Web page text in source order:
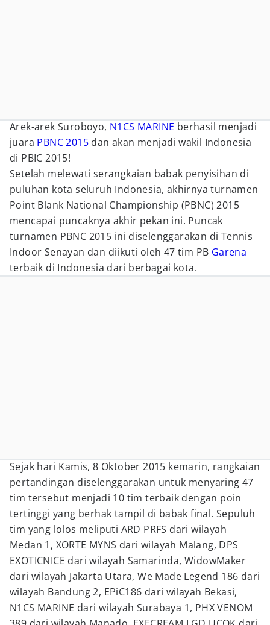
Arek-arek Suroboyo, N1CS MARINE berhasil menjadi
juara PBNC 2015 dan akan menjadi wakil Indonesia
di PBIC 2015!
Setelah melewati serangkaian babak penyisihan di
puluhan kota seluruh Indonesia, akhirnya turnamen
Point Blank National Championship (PBNC) 2015
mencapai puncaknya akhir pekan ini. Puncak
turnamen PBNC 2015 ini diselenggarakan di Tennis
Indoor Senayan dan diikuti oleh 47 tim PB Garena
terbaik di Indonesia dari berbagai kota.
Sejak hari Kamis, 8 Oktober 2015 kemarin, rangkaian
pertandingan diselenggarakan untuk menyaring 47
tim tersebut menjadi 10 tim terbaik dengan poin
tertinggi yang berhak tampil di babak final. Sepuluh
tim yang lolos meliputi ARD PRFS dari wilayah
Medan 1, XORTE MYNS dari wilayah Malang, DPS
EXOTICNICE dari wilayah Samarinda, WidowMaker
dari wilayah Jakarta Utara, We Made Legend 186 dari
wilayah Bandung 2, EPiC186 dari wilayah Bekasi,
N1CS MARINE dari wilayah Surabaya 1, PHX VENOM